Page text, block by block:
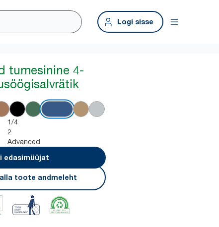
Logi sisse
tumesinine 4-
1/4
2
Advanced
edasimüüjat
toote andmeleht